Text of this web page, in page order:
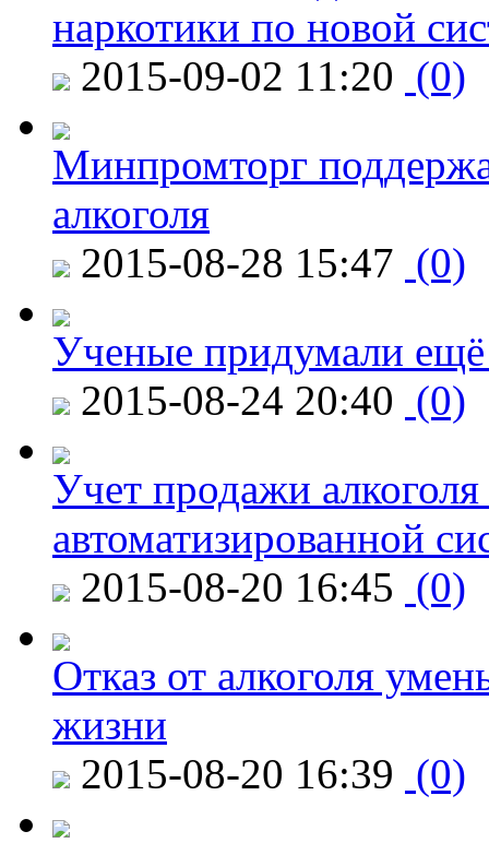
наркотики по новой
2015-09-02 11:20 (0)
Минпромторг
алкоголя
2015-08-28 15:47 (0)
Ученые придумали ещё
2015-08-24 20:40 (0)
Учет продажи
автоматизированной
2015-08-20 16:45 (0)
Отказ от алкоголя
жизни
2015-08-20 16:39 (0)